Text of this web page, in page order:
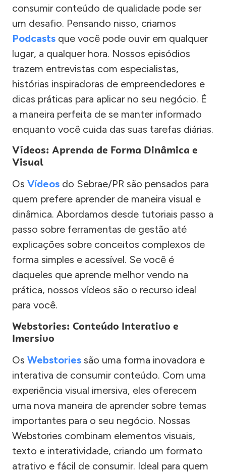
consumir conteúdo de qualidade pode ser
um desafio. Pensando nisso, criamos
Podcasts que você pode ouvir em qualquer
lugar, a qualquer hora. Nossos episódios
trazem entrevistas com especialistas,
histórias inspiradoras de empreendedores e
dicas práticas para aplicar no seu negócio. É
a maneira perfeita de se manter informado
enquanto você cuida das suas tarefas diárias.
Vídeos: Aprenda de Forma Dinâmica e
Visual
Os Vídeos do Sebrae/PR são pensados para
quem prefere aprender de maneira visual e
dinâmica. Abordamos desde tutoriais passo a
passo sobre ferramentas de gestão até
explicações sobre conceitos complexos de
forma simples e acessível. Se você é
daqueles que aprende melhor vendo na
prática, nossos vídeos são o recurso ideal
para você.
Webstories: Conteúdo Interativo e
Imersivo
Os Webstories são uma forma inovadora e
interativa de consumir conteúdo. Com uma
experiência visual imersiva, eles oferecem
uma nova maneira de aprender sobre temas
importantes para o seu negócio. Nossas
Webstories combinam elementos visuais,
texto e interatividade, criando um formato
atrativo e fácil de consumir. Ideal para quem